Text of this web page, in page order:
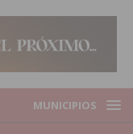
MUNICIPIOS